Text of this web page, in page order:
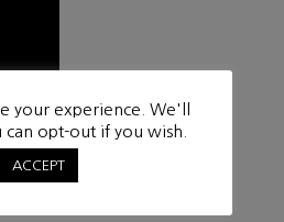
your experience. We'll
opt-out if you wish.
ACCEPT